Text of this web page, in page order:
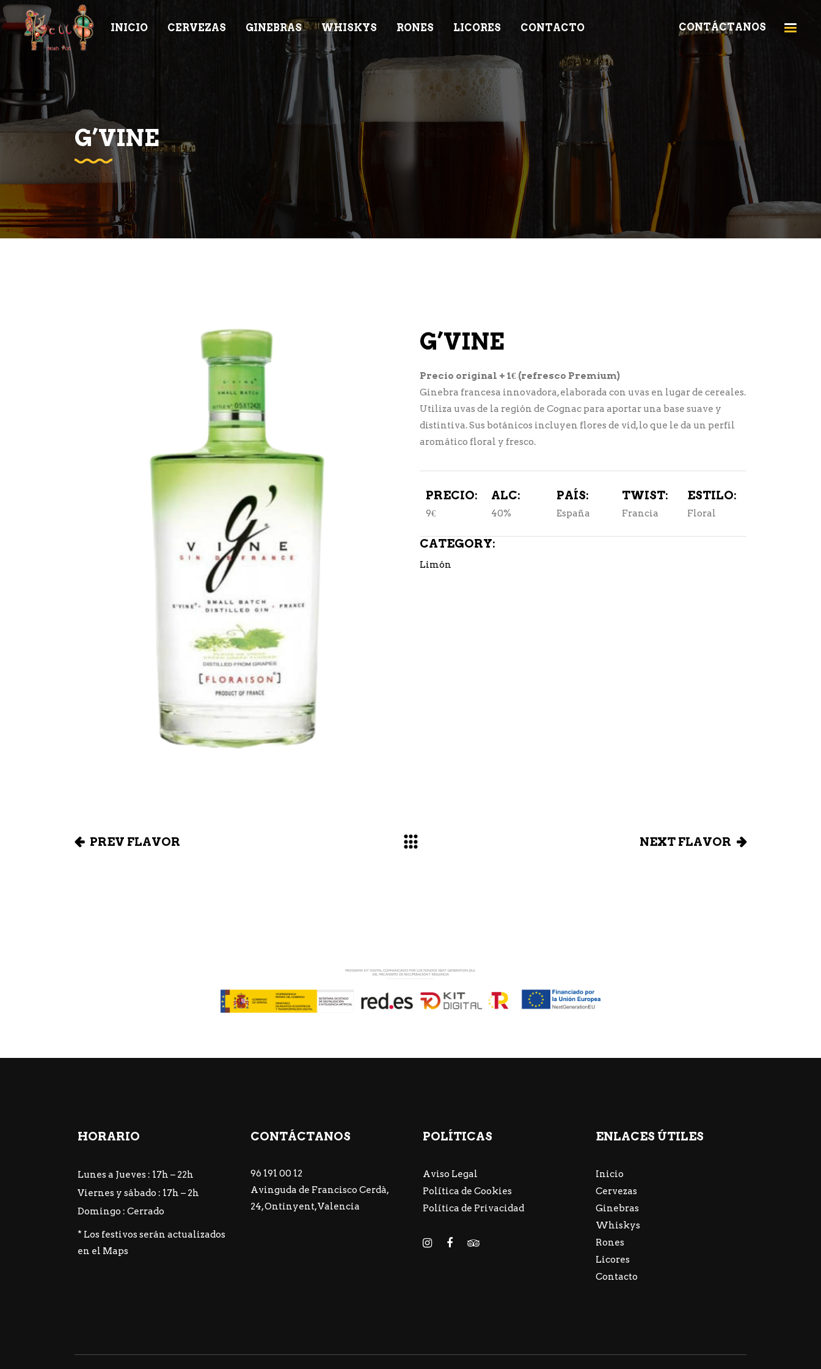
INICIO CERVEZAS GINEBRAS WHISKYS RONES LICORES CONTACTO CONTÁCTANOS
G’VINE
G’VINE
Precio original + 1€ (refresco Premium)
Ginebra francesa innovadora, elaborada con uvas en lugar de cereales.
Utiliza uvas de la región de Cognac para aportar una base suave y
distintiva. Sus botánicos incluyen flores de vid, lo que le da un perfil
aromático floral y fresco.
PRECIO:
9€
ALC:
40%
PAÍS:
España
TWIST:
Francia
ESTILO:
Floral
CATEGORY:
Limón
PREV FLAVOR NEXT FLAVOR
HORARIO
Lunes a Jueves : 17h – 22h
Viernes y sábado : 17h – 2h
Domingo : Cerrado
* Los festivos serán actualizados
en el Maps
CONTÁCTANOS
96 191 00 12
Avinguda de Francisco Cerdà,
24, Ontinyent, Valencia
POLÍTICAS
Aviso Legal
Política de Cookies
Política de Privacidad
ENLACES ÚTILES
Inicio
Cervezas
Ginebras
Whiskys
Rones
Licores
Contacto